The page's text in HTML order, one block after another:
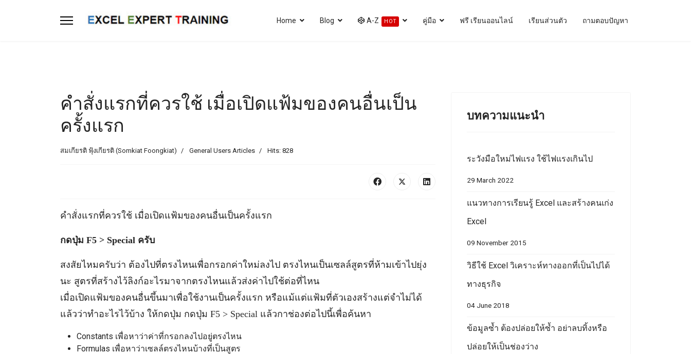
Home Blog A-Z HOT คู่มือ ฟรี เรียนออนไลน์ เรียนส่วนตัว ถามตอบปัญหา
คำสั่งแรกที่ควรใช้ เมื่อเปิดแฟ้มของคนอื่นเป็น
ครั้งแรก
สมเกียรติ ฟุ้งเกียรติ (Somkiat Foongkiat) General Users Articles Hits: 828
คำสั่งแรกที่ควรใช้ เมื่อเปิดแฟ้มของคนอื่นเป็นครั้งแรก
กดปุ่ม F5 > Special ครับ
สงสัยไหมครับว่า ต้องไปที่ตรงไหนเพื่อกรอกค่าใหม่ลงไป ตรงไหนเป็นเซลล์สูตรที่ห้ามเข้าไปยุ่ง
นะ สูตรที่สร้างไว้ลิงก์อะไรมาจากตรงไหนแล้วส่งค่าไปใช้ต่อที่ไหน
เมื่อเปิดแฟ้มของคนอื่นขึ้นมาเพื่อใช้งานเป็นครั้งแรก หรือแม้แต่แฟ้มที่ตัวเองสร้างแต่จำไม่ได้
แล้วว่าทำอะไรไว้บ้าง ให้กดปุ่ม กดปุ่ม F5 > Special แล้วกาช่องต่อไปนี้เพื่อค้นหา
Constants เพื่อหาว่าค่าที่กรอกลงไปอยู่ตรงไหน
Formulas เพื่อหาว่าเซลล์ตรงไหนบ้างที่เป็นสูตร
บทความแนะนำ
ระวังมือใหม่ไฟแรง ใช้ไฟแรงเกินไป
29 March 2022
แนวทางการเรียนรู้ Excel และสร้างคนเก่ง
Excel
09 November 2015
วิธีใช้ Excel วิเคราะห์ทางออกที่เป็นไปได้
ทางธุรกิจ
04 June 2018
ข้อมูลซ้ำ ต้องปล่อยให้ซ้ำ อย่าลบทิ้งหรือ
ปล่อยให้เป็นช่องว่าง